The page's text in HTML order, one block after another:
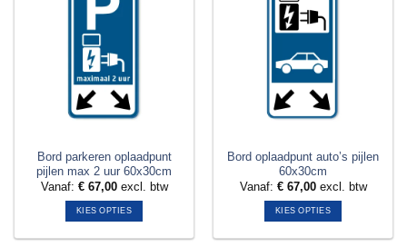
variaties.
kan
gekozen
worden
op
productpagina
Deze
kan
gekozen
worden
op
productpagina
Bord parkeren oplaadpunt
pijlen max 2 uur 60x30cm
Vanaf: €67,00excl. btw
KIES OPTIES
Bord oplaadpunt auto’s pijlen
60x30cm
Vanaf: €67,00excl. btw
KIES OPTIES